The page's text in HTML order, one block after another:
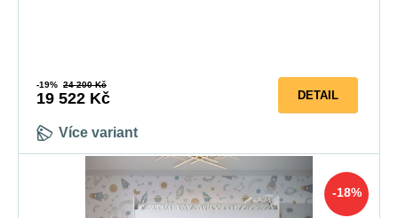
-19% 24 200 Kč
19 522 Kč
Více variant
DETAIL
-18%